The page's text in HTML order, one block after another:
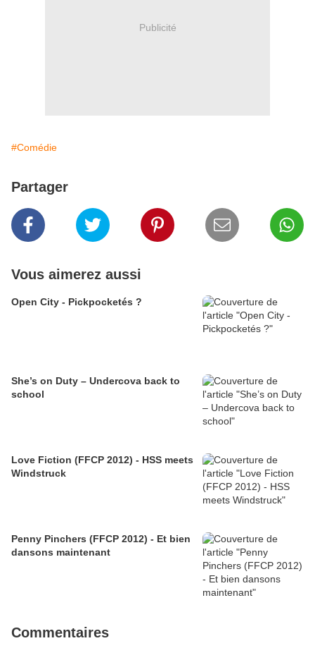
Publicité
#Comédie
Partager
Vous aimerez aussi
Open City - Pickpocketés ?
She’s on Duty – Undercova back to
school
Love Fiction (FFCP 2012) - HSS meets
Windstruck
Penny Pinchers (FFCP 2012) - Et bien
dansons maintenant
Commentaires